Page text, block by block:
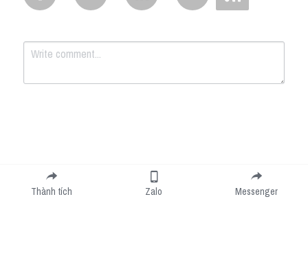
Submit
Thành tích Zalo Messenger